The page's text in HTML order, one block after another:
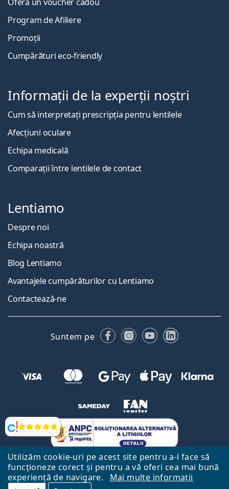
Utilizăm cookie-uri pe acest site pentru a-l face să
funcționeze corect și pentru a vă oferi cea mai bună
experiență de navigare.
Mai multe informații
Opinii
Program de Afiliere
Promoții
Cumpărături eco-friendly
Informații de la experții noștri
Cum să interpretați prescripția pentru lentilele
Afecțiuni oculare
Echipa medicală
Comparații între lentilele de contact
Lentiamo
Despre noi
Echipa noastră
Blog Lentiamo
Avantajele cumpărăturilor cu Lentiamo
Contactează-ne
Suntem pe FacebookInstagram
YouTubeLinkedIn